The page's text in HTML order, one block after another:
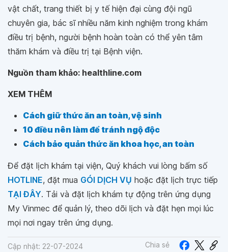
vật chất, trang thiết bị y tế hiện đại cùng đội ngũ
chuyên gia, bác sĩ nhiều năm kinh nghiệm trong khám
điều trị bệnh, người bệnh hoàn toàn có thể yên tâm
thăm khám và điều trị tại Bệnh viện.
Nguồn tham khảo: healthline.com
XEM THÊM
Cách giữ thức ăn an toàn, vệ sinh
10 điều nên làm để tránh ngộ độc
Cách bảo quản thức ăn khoa học, an toàn
Để đặt lịch khám tại viện, Quý khách vui lòng bấm số
HOTLINE, đặt mua GÓI DỊCH VỤ hoặc đặt lịch trực tiếp
TẠI ĐÂY. Tải và đặt lịch khám tự động trên ứng dụng
My Vinmec để quản lý, theo dõi lịch và đặt hẹn mọi lúc
mọi nơi ngay trên ứng dụng.
Cập nhật: 22-07-2024 Chia sẻ